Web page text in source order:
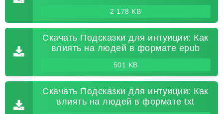
2 178 KB
Скачать Подсказки для интуиции: Как
влиять на людей в формате epub
501 KB
Скачать Подсказки для интуиции: Как
влиять на людей в формате txt